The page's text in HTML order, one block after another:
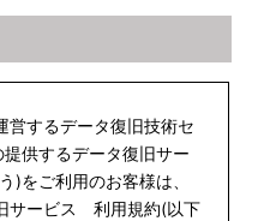
営するデータ復旧技術セ
供するデータ復旧サー
)をご利用のお客様は、
サービス 利用規約(以下